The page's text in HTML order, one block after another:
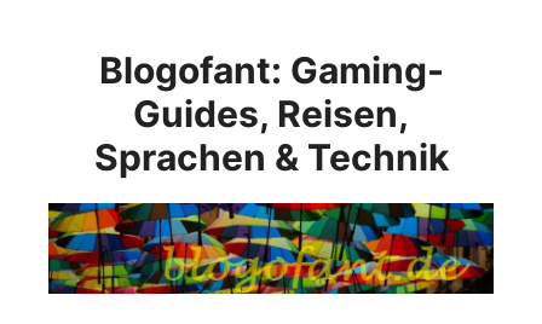
Blogofant: Gaming-
Guides, Reisen,
Sprachen & Technik